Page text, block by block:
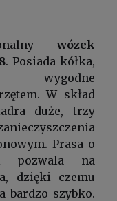
wózek
. Posiada kółka,
wygodne
W skład
duże, trzy
Prasa o
pozwala na
dzięki czemu
bardzo szybko.